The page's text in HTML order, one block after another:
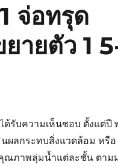
จ่อทรุด
ายตัว 1
รับความเห็นชอบ ตั้งแต่ปี
ผลกระทบสิ่งแวดล้อม หรื
ณภาพลุ่มน้ำแต่ละชั้น ตา